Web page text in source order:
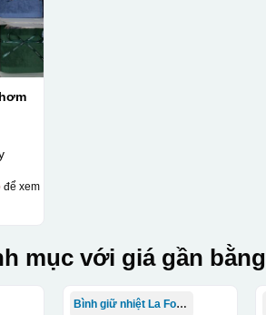
để xem
mục với giá gần bằng
Bình giữ nhiệt La Fonte